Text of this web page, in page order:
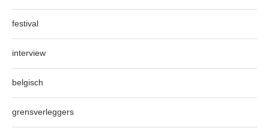
festival
interview
belgisch
grensverleggers